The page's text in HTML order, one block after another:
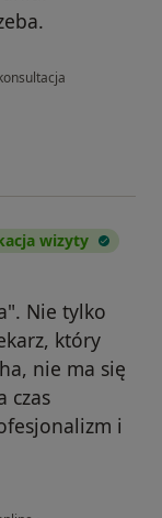
wizyty
Nie tylko
który
nie ma się
czas
i